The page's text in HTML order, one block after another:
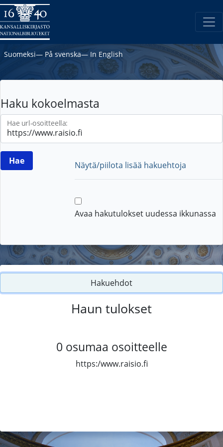
Suomeksi― På svenska― In English
Haku kokoelmasta
Hae url-osoitteella:
Näytä/piilota lisää hakuehtoja
Avaa hakutulokset uudessa ikkunassa
Hakuehdot
Haun tulokset
0 osumaa osoitteelle
https:/www.raisio.fi